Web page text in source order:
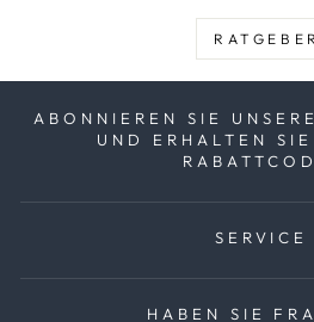
RATGEBER
ABONNIEREN SIE
UND ERHALTEN
SERVICE
HABEN SIE